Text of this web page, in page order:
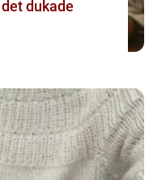
dukade